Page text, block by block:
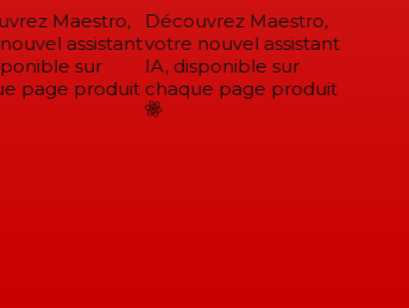
Maestro,
assistant
sur
page produit
Découvrez Maestro,
votre nouvel assistant
IA, disponible sur
chaque page produit